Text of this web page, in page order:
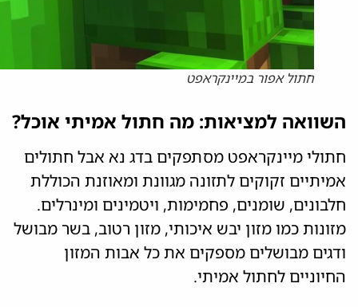
חתול אפור במיינקראפט
השוואה למציאות: מה חתול אמיתי אוכל?
חתולי מיינקראפט מסתפקים בדג נא אבל חתולים
אמיתיים זקוקים לתזונה מגוונת ומאוזנת הכוללת
חלבונים, שומנים, פחמימות, ויטמינים ומינרלים.
מזונות כמו מזון יבש איכותי, מזון רטוב, בשר מבושל
ודגים מבושלים מספקים את כל אבות המזון
החיוניים לחתול אמיתי.